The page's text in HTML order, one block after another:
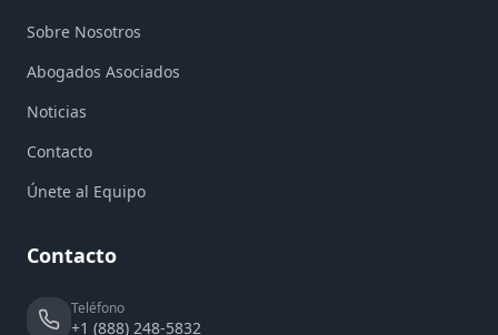
Sobre Nosotros
Abogados Asociados
Noticias
Contacto
Únete al Equipo
Contacto
Teléfono
+1 (888) 248-5832